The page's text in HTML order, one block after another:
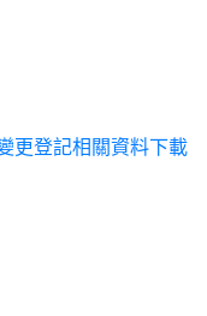
更登記相關資料下載